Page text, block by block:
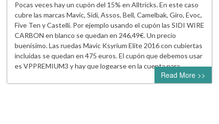
Pocas veces hay un cupón del 15% en Alltricks. En este caso
cubre las marcas Mavic, Sidi, Assos, Bell, Camelbak, Giro, Evoc,
Five Ten y Castelli. Por ejemplo usando el cupón las SIDI WIRE
CARBON en blanco se quedan en 246,49€. Un precio
buenisimo. Las ruedas Mavic Ksyrium Elite 2016 con cubiertas
incluidas se quedan en 475 euros. El cupón que debemos usar
es VPPREMIUM3 y hay que logearse en la cuenta para…
Read More >>